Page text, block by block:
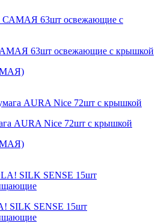
63шт освежающие с крышкой
AURA Nice 72шт с крышкой
SILK SENSE 15шт